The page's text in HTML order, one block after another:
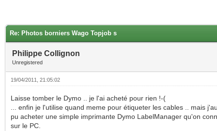
Re: Photos borniers Wago Topjob s
Philippe Collignon
Unregistered
19/04/2011, 21:05:02
Laisse tomber le Dymo .. je l'ai acheté pour rien !-(
... enfin je l'utilise quand meme pour étiqueter les cables .. mais
pu acheter une simple imprimante Dymo LabelManager qu'on
sur le PC.